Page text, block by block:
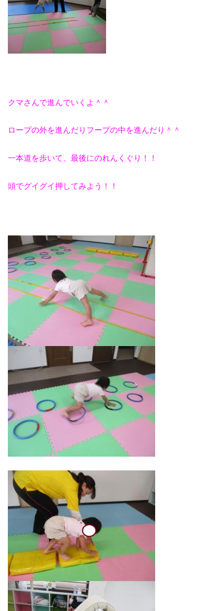
クマさんで進んでいくよ＾＾
ロープの外を進んだりフープの中を進んだり＾＾
一本道を歩いて、最後にのれんくぐり！！
頭でグイグイ押してみよう！！